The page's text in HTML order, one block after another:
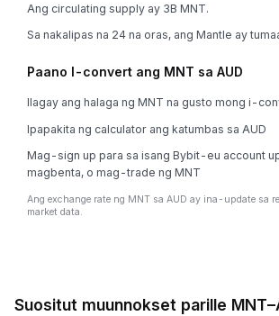
Ang circulating supply ay 3B MNT.
Sa nakalipas na 24 na oras, ang Mantle ay
Paano I-convert ang MNT sa AUD
Ilagay ang halaga ng MNT na gusto mong i-
Ipapakita ng calculator ang katumbas sa AUD
Mag-sign up para sa isang Bybit-eu account
magbenta, o mag-trade ng MNT
Ang exchange rate ng MNT sa AUD ay ina-update sa
market data.
Suositut muunnokset parille